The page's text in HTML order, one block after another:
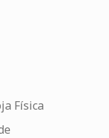
Física